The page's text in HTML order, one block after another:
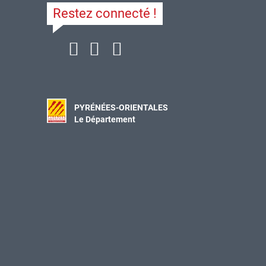
Restez connecté !
PYRÉNÉES-ORIENTALES
Le Département